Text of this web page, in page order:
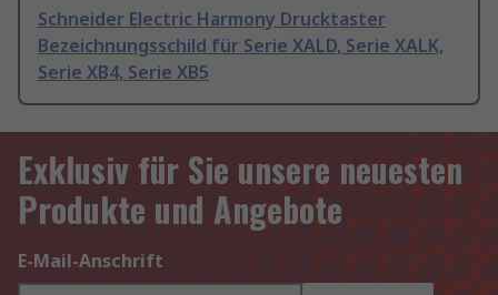
Schneider Electric Harmony Drucktaster
Bezeichnungsschild für Serie XALD, Serie XALK,
Serie XB4, Serie XB5
Exklusiv für Sie unsere neuesten
Produkte und Angebote
E-Mail-Anschrift